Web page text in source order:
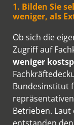
1. Bilden Sie
weniger, als
Ob sich die
Zugriff auf
weniger
Bundesinstitut
Betrieben. Laut